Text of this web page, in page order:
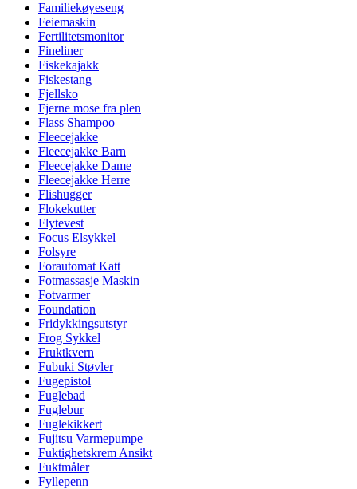
Familiekøyeseng
Feiemaskin
Fertilitetsmonitor
Fineliner
Fiskekajakk
Fiskestang
Fjellsko
Fjerne mose fra plen
Flass Shampoo
Fleecejakke
Fleecejakke Barn
Fleecejakke Dame
Fleecejakke Herre
Flishugger
Flokekutter
Flytevest
Focus Elsykkel
Folsyre
Forautomat Katt
Fotmassasje Maskin
Fotvarmer
Foundation
Fridykkingsutstyr
Frog Sykkel
Fruktkvern
Fubuki Støvler
Fugepistol
Fuglebad
Fuglebur
Fuglekikkert
Fujitsu Varmepumpe
Fuktighetskrem Ansikt
Fuktmåler
Fyllepenn